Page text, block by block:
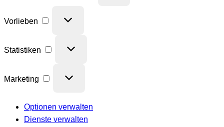
Vorlieben
Statistiken
Marketing
Optionen verwalten
Dienste verwalten